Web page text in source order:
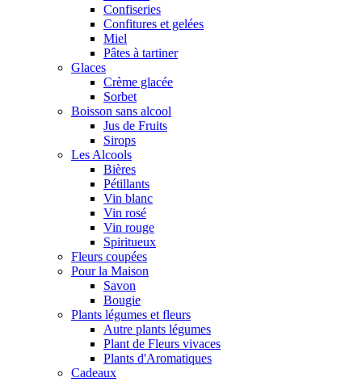
Confiseries
Confitures et gelées
Miel
Pâtes à tartiner
Glaces
Crème glacée
Sorbet
Boisson sans alcool
Jus de Fruits
Sirops
Les Alcools
Bières
Pétillants
Vin blanc
Vin rosé
Vin rouge
Spiritueux
Fleurs coupées
Pour la Maison
Savon
Bougie
Plants légumes et fleurs
Autre plants légumes
Plant de Fleurs vivaces
Plants d'Aromatiques
Cadeaux